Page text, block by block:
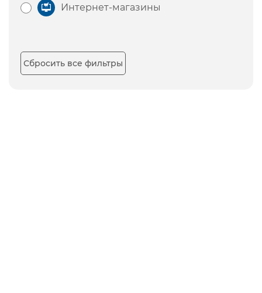
Интернет-магазины
Сбросить все фильтры